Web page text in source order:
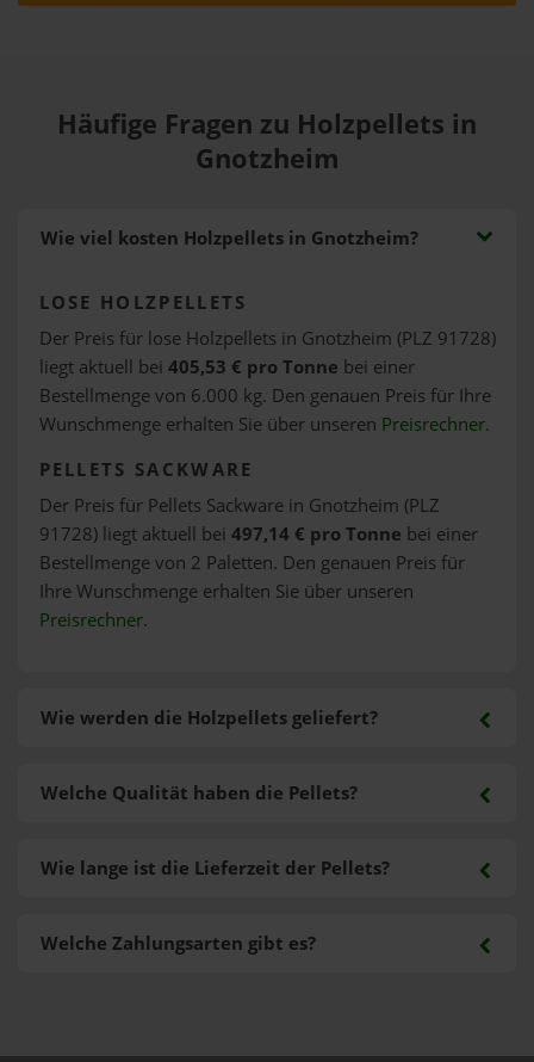
Häufige Fragen zu Holzpellets in
Gnotzheim
Wie viel kosten Holzpellets in Gnotzheim?
LOSE HOLZPELLETS
Der Preis für lose Holzpellets in Gnotzheim (PLZ 91728)
liegt aktuell bei 405,53 € pro Tonne bei einer
Bestellmenge von 6.000 kg. Den genauen Preis für Ihre
Wunschmenge erhalten Sie über unseren Preisrechner.
PELLETS SACKWARE
Der Preis für Pellets Sackware in Gnotzheim (PLZ
91728) liegt aktuell bei 497,14 € pro Tonne bei einer
Bestellmenge von 2 Paletten. Den genauen Preis für
Ihre Wunschmenge erhalten Sie über unseren
Preisrechner.
Wie werden die Holzpellets geliefert?
Welche Zahlungsarten gibt es?
Welche Qualität haben die Pellets?
Wie lange ist die Lieferzeit der Pellets?